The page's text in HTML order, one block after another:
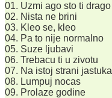
01. Uzmi ago sto ti drago
02. Nista ne brini
03. Kleo se, kleo
04. Pa to nije normalno
05. Suze ljubavi
06. Trebacu ti u zivotu
07. Na istoj strani jastuka
08. Lumpuj nocas
09. Prolaze godine